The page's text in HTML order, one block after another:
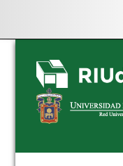
Skip
navigation